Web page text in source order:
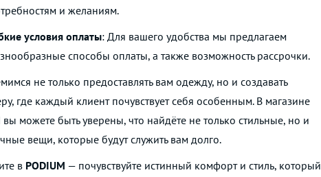
и желаниям.
условия оплаты: Для вашего удобства мы предлагаем
способы оплаты, а также возможность рассрочки.
не только предоставлять вам одежду, но и создавать
где каждый клиент почувствует себя особенным. В магазине
вы можете быть уверены, что найдёте не только стильные, но и
вещи, которые будут служить вам долго.
в PODIUM — почувствуйте истинный комфорт и стиль, который